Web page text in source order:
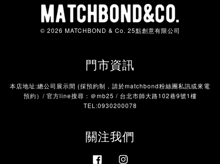
© 2026 MATCHBOND & Co. 25點創意有限公司
門市資訊
本店地址:總公司展示間 (採預約制，請於matchbond粉絲團私訊或來電
預約）/ 官方line搜尋：＠mb25 / 台北市師大路102巷9號1樓
TEL:0930200078
關注我們
Facebook